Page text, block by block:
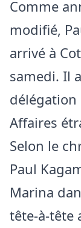
Comme
modifié,
arrivé à
samedi. Il
Affaires
Selon le
Paul
Marina
tête-à-tête